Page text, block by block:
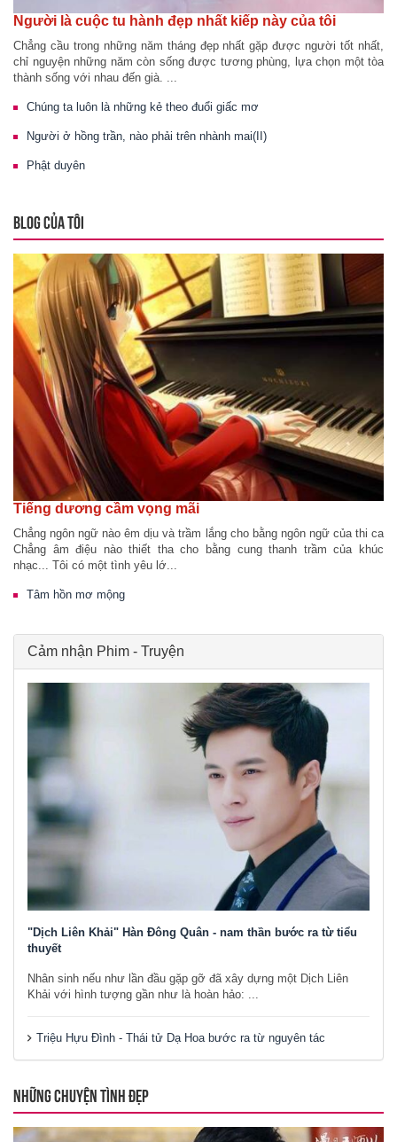
Người là cuộc tu hành đẹp nhất kiếp này của tôi
Chẳng cầu trong những năm tháng đẹp nhất gặp được người tốt nhất,
chỉ nguyện những năm còn sống được tương phùng, lựa chọn một tòa
thành sống với nhau đến già. ...
Chúng ta luôn là những kẻ theo đuổi giấc mơ
Người ở hồng trần, nào phải trên nhành mai(II)
Phật duyên
BLOG CỦA TÔI
Tiếng dương cầm vọng mãi
Chẳng ngôn ngữ nào êm dịu và trầm lắng cho bằng ngôn ngữ của thi ca
Chẳng âm điệu nào thiết tha cho bằng cung thanh trầm của khúc
nhạc... Tôi có một tình yêu lớ...
Tâm hồn mơ mộng
Cảm nhận Phim - Truyện
"Dịch Liên Khải" Hàn Đông Quân - nam thần bước ra từ tiểu
thuyết
Nhân sinh nếu như lần đầu gặp gỡ đã xây dựng một Dịch Liên
Khải với hình tượng gần như là hoàn hảo: ...
Triệu Hựu Đình - Thái tử Dạ Hoa bước ra từ nguyên tác
NHỮNG CHUYỆN TÌNH ĐẸP